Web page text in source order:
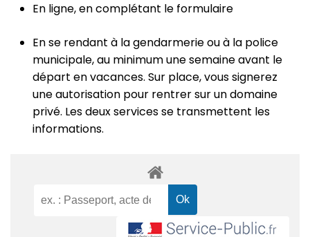
En ligne, en complétant le formulaire
En se rendant à la gendarmerie ou à la police
municipale, au minimum une semaine avant le
départ en vacances. Sur place, vous signerez
une autorisation pour rentrer sur un domaine
privé. Les deux services se transmettent les
informations.